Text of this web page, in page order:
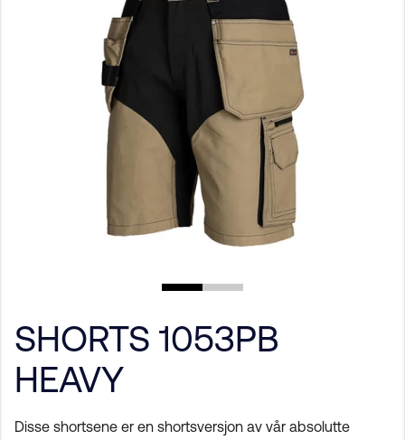
SHORTS 1053PB
HEAVY
Disse shortsene er en shortsversjon av vår absolutte